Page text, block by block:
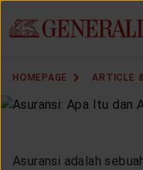
HOMEPAGE ARTICLE
Asuransi adalah
CHANGE LANGUAGE